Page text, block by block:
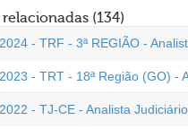
(134)
- TRF - 3ª REGIÃO -
- TRT - 18ª Região (GO) -
- TJ-CE - Analista